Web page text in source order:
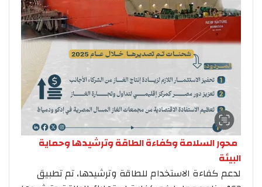
محور السلامة وكفاءة الطاقة وترشيدها وحماية
البيئة
لدعم كفاءة الاستخدام للطاقة وترشيدها، تم تطبيق